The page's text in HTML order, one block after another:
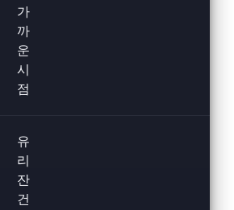
가
까
운
시
점
유
리
잔
건